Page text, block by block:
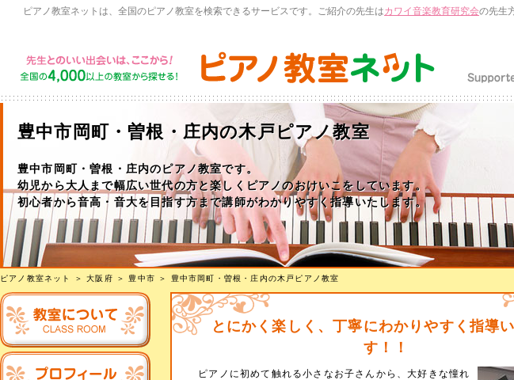
ピアノ教室ネットは、全国のピアノ教室を検索できるサービスです。ご紹介の先生はカワイ音楽教育研究会の先生
豊中市岡町・曽根・庄内の木戸ピアノ教室
豊中市岡町・曽根・庄内のピアノ教室です。
幼児から大人まで幅広い世代の方と楽しくピアノのおけいこをしています。
初心者から音高・音大を目指す方まで講師がわかりやすく指導いたします。
ピアノ教室ネット ＞大阪府 ＞ 豊中市 ＞ 豊中市岡町・曽根・庄内の木戸ピアノ教室
とにかく楽しく、丁寧にわかりやすく指導
す！！
ピアノに初めて触れる小さなお子さんから、大好きな憧れ